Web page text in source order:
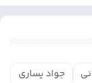
جواد یساری